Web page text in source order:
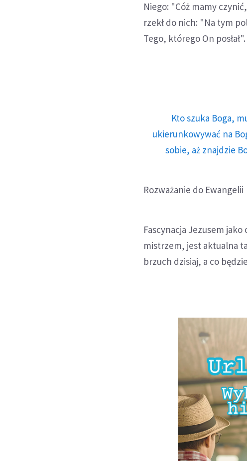
Niego: "Cóż mamy
rzekł do nich: "Na tym
Tego, którego On posłał".
Kto szuka Boga,
ukierunkowywać na
sobie, aż znajdzie
Rozważanie do Ewangelii
Fascynacja Jezusem
mistrzem, jest aktualna
brzuch dzisiaj, a co